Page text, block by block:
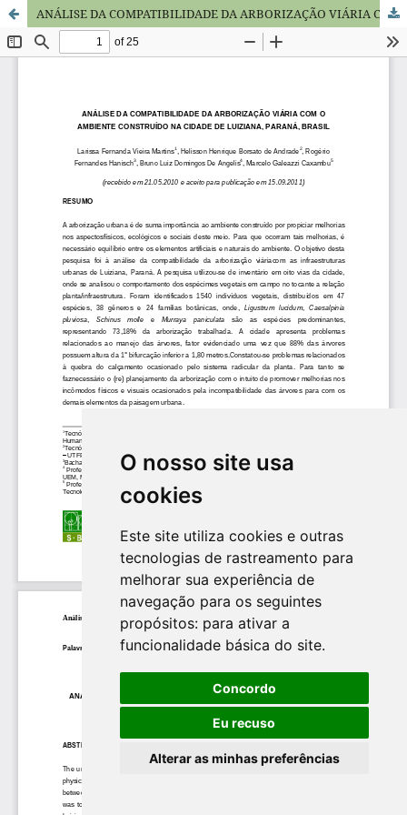
O nosso site usa
cookies
Este site utiliza cookies e outras
tecnologias de rastreamento para
melhorar sua experiência de
navegação para os seguintes
propósitos: para ativar a
funcionalidade básica do site.
Concordo
Eu recuso
Alterar as minhas preferências
ANÁLISE DA COMPATIBILIDADE DA ARBORIZAÇÃO VIÁRIA COM O AMBIENTE CONSTRUÍDO NA CIDADE DE LUIZIANA, PARANÁ, BRASIL